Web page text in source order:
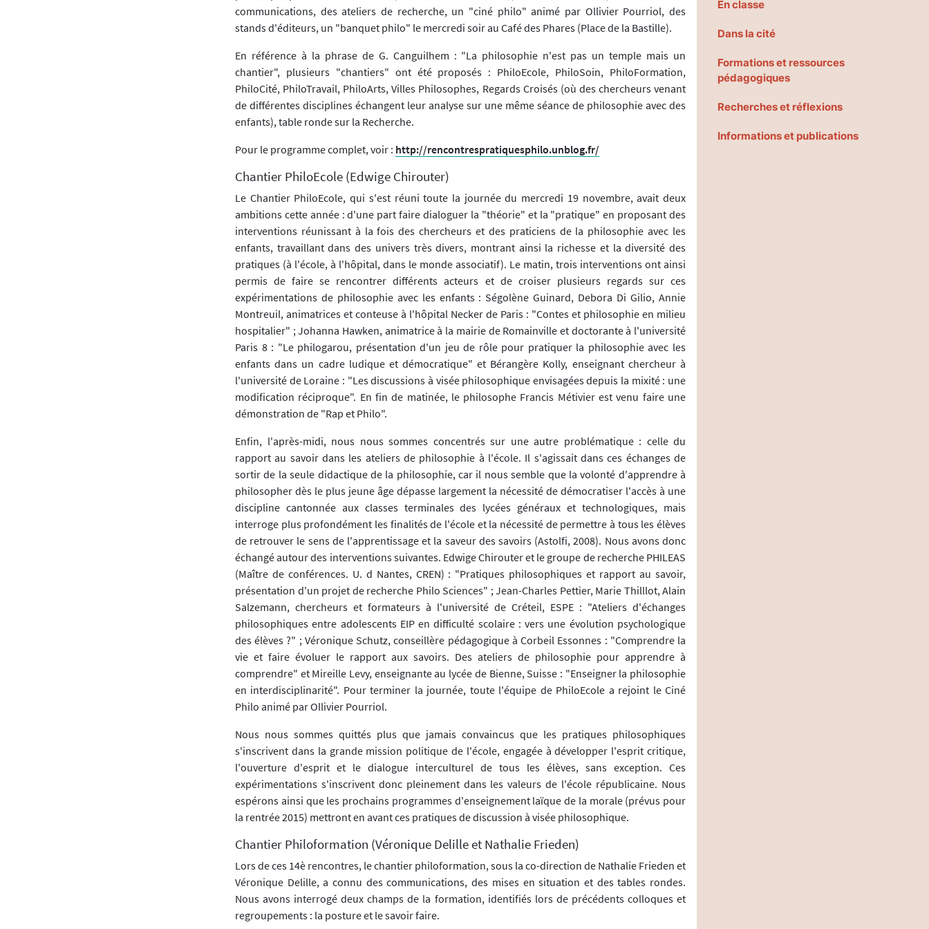
communications, des ateliers de recherche, un "ciné philo" animé par Ollivier Pourriol, des
stands d'éditeurs, un "banquet philo" le mercredi soir au Café des Phares (Place de la Bastille).
En référence à la phrase de G. Canguilhem : "La philosophie n'est pas un temple mais un
chantier", plusieurs "chantiers" ont été proposés : PhiloEcole, PhiloSoin, PhiloFormation,
PhiloCité, PhiloTravail, PhiloArts, Villes Philosophes, Regards Croisés (où des chercheurs venant
de différentes disciplines échangent leur analyse sur une même séance de philosophie avec des
enfants), table ronde sur la Recherche.
Pour le programme complet, voir : http://rencontrespratiquesphilo.unblog.fr/
Chantier PhiloEcole (Edwige Chirouter)
Le Chantier PhiloEcole, qui s'est réuni toute la journée du mercredi 19 novembre, avait deux
ambitions cette année : d'une part faire dialoguer la "théorie" et la "pratique" en proposant des
interventions réunissant à la fois des chercheurs et des praticiens de la philosophie avec les
enfants, travaillant dans des univers très divers, montrant ainsi la richesse et la diversité des
pratiques (à l'école, à l'hôpital, dans le monde associatif). Le matin, trois interventions ont ainsi
permis de faire se rencontrer différents acteurs et de croiser plusieurs regards sur ces
expérimentations de philosophie avec les enfants : Ségolène Guinard, Debora Di Gilio, Annie
Montreuil, animatrices et conteuse à l'hôpital Necker de Paris : "Contes et philosophie en milieu
hospitalier" ; Johanna Hawken, animatrice à la mairie de Romainville et doctorante à l'université
Paris 8 : "Le philogarou, présentation d'un jeu de rôle pour pratiquer la philosophie avec les
enfants dans un cadre ludique et démocratique" et Bérangère Kolly, enseignant chercheur à
l'université de Loraine : "Les discussions à visée philosophique envisagées depuis la mixité : une
modification réciproque". En fin de matinée, le philosophe Francis Métivier est venu faire une
démonstration de "Rap et Philo".
Enfin, l'après-midi, nous nous sommes concentrés sur une autre problématique : celle du
rapport au savoir dans les ateliers de philosophie à l'école. Il s'agissait dans ces échanges de
sortir de la seule didactique de la philosophie, car il nous semble que la volonté d'apprendre à
philosopher dès le plus jeune âge dépasse largement la nécessité de démocratiser l'accès à une
discipline cantonnée aux classes terminales des lycées généraux et technologiques, mais
interroge plus profondément les finalités de l'école et la nécessité de permettre à tous les élèves
de retrouver le sens de l'apprentissage et la saveur des savoirs (Astolfi, 2008). Nous avons donc
échangé autour des interventions suivantes. Edwige Chirouter et le groupe de recherche PHILEAS
(Maître de conférences. U. d Nantes, CREN) : "Pratiques philosophiques et rapport au savoir,
présentation d'un projet de recherche Philo Sciences" ; Jean-Charles Pettier, Marie Thilllot, Alain
Salzemann, chercheurs et formateurs à l'université de Créteil, ESPE : "Ateliers d'échanges
philosophiques entre adolescents EIP en difficulté scolaire : vers une évolution psychologique
des élèves ?" ; Véronique Schutz, conseillère pédagogique à Corbeil Essonnes : "Comprendre la
vie et faire évoluer le rapport aux savoirs. Des ateliers de philosophie pour apprendre à
comprendre" et Mireille Levy, enseignante au lycée de Bienne, Suisse : "Enseigner la philosophie
en interdisciplinarité". Pour terminer la journée, toute l'équipe de PhiloEcole a rejoint le Ciné
Philo animé par Ollivier Pourriol.
Nous nous sommes quittés plus que jamais convaincus que les pratiques philosophiques
s'inscrivent dans la grande mission politique de l'école, engagée à développer l'esprit critique,
l'ouverture d'esprit et le dialogue interculturel de tous les élèves, sans exception. Ces
expérimentations s'inscrivent donc pleinement dans les valeurs de l'école républicaine. Nous
espérons ainsi que les prochains programmes d'enseignement laïque de la morale (prévus pour
la rentrée 2015) mettront en avant ces pratiques de discussion à visée philosophique.
Chantier Philoformation (Véronique Delille et Nathalie Frieden)
Lors de ces 14è rencontres, le chantier philoformation, sous la co-direction de Nathalie Frieden et
Véronique Delille, a connu des communications, des mises en situation et des tables rondes.
Nous avons interrogé deux champs de la formation, identifiés lors de précédents colloques et
regroupements : la posture et le savoir faire.
En classe
Dans la cité
Formations et ressources
pédagogiques
Recherches et réflexions
Informations et publications